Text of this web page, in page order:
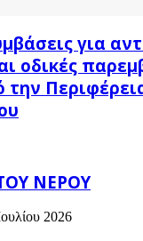
για
οδικές
την
ΝΕΡΟΥ
2026